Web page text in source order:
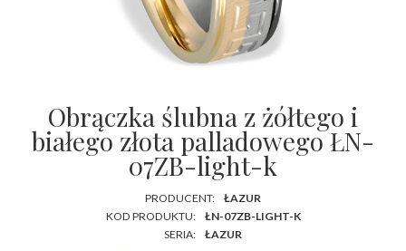
Obrączka ślubna z żółtego i
białego złota palladowego ŁN-
07ZB-light-k
PRODUCENT:
ŁAZUR
KOD PRODUKTU:
ŁN-07ZB-LIGHT-K
SERIA:
ŁAZUR